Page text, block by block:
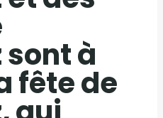
sont à
fête de